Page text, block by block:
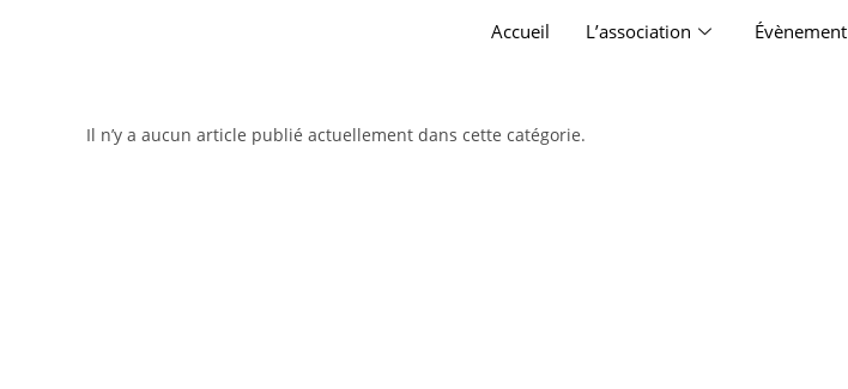
Accueil L’association Évènement
Il n’y a aucun article publié actuellement dans cette catégorie.